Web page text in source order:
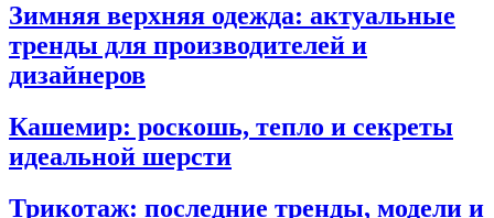
Зимняя верхняя одежда: актуальные
тренды для производителей и
дизайнеров
Кашемир: роскошь, тепло и секреты
идеальной шерсти
Трикотаж: последние тренды, модели и